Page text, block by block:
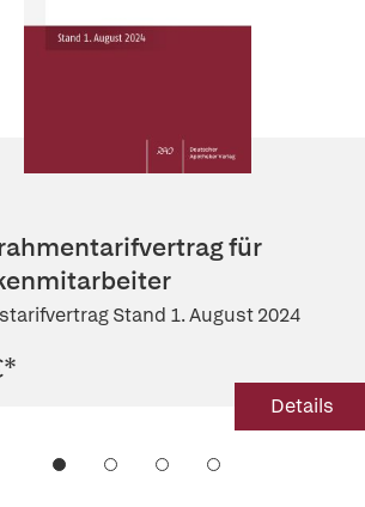
für
Stand 1. August 2024
*
Details